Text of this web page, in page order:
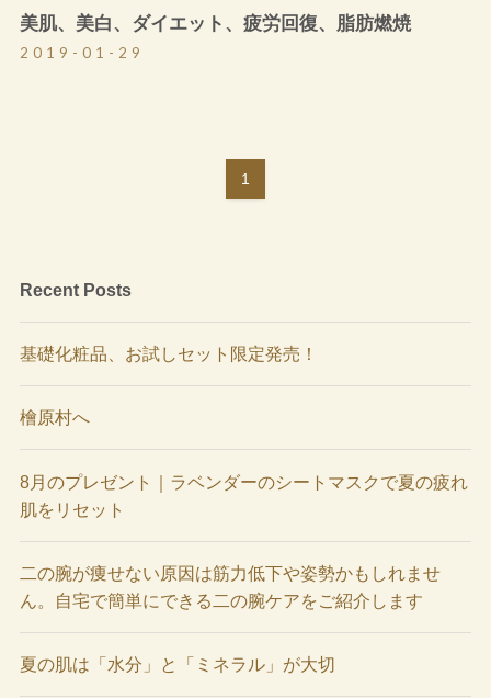
美肌、美白、ダイエット、疲労回復、脂肪燃焼
2019-01-29
1
Recent Posts
基礎化粧品、お試しセット限定発売！
檜原村へ
8月のプレゼント｜ラベンダーのシートマスクで夏の疲れ
肌をリセット
二の腕が痩せない原因は筋力低下や姿勢かもしれませ
ん。自宅で簡単にできる二の腕ケアをご紹介します
夏の肌は「水分」と「ミネラル」が大切